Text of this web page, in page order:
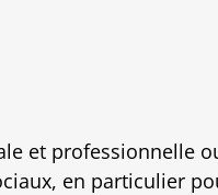
et professionnelle
en particulier